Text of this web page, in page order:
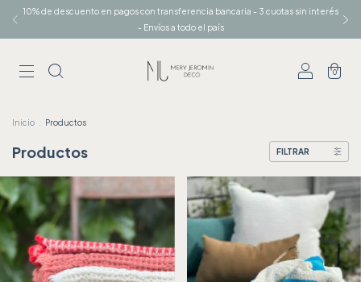
10% de descuento en pagos con transferencia bancaria - 3 cuotas sin interés
- Envíos a todo el país
0
Inicio Productos
Productos FILTRAR